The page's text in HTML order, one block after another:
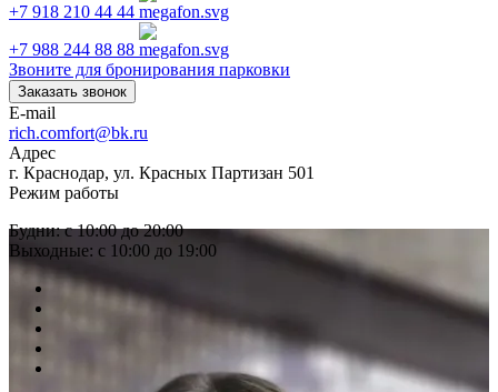
+7 918 210 44 44
+7 988 244 88 88
Звоните для бронирования парковки
Заказать звонок
E-mail
rich.comfort@bk.ru
Адрес
г. Краснодар, ул. Красных Партизан 501
Режим работы
Будни: с 10:00 до 20:00
Выходные: с 10:00 до 19:00